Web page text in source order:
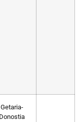
Getaria-
Donostia